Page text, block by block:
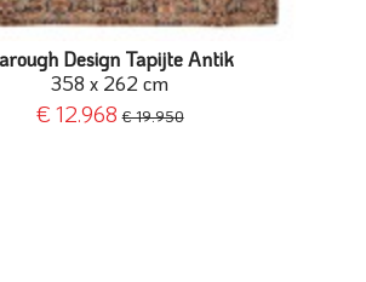
Design Tapijte Antik
358 x 262 cm
€ 12.968 € 19.950